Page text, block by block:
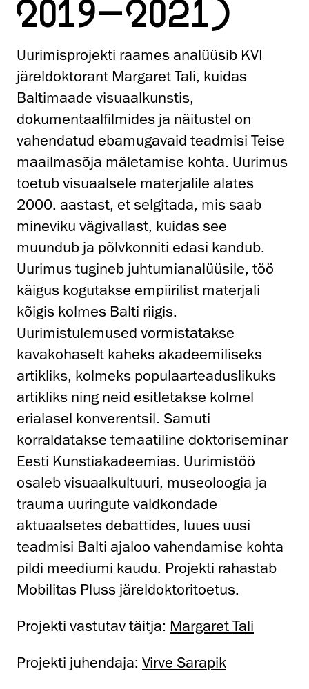
2019–2021)
Uurimisprojekti raames analüüsib KVI
järeldoktorant Margaret Tali, kuidas
Baltimaade visuaalkunstis,
dokumentaalfilmides ja näitustel on
vahendatud ebamugavaid teadmisi Teise
maailmasõja mäletamise kohta. Uurimus
toetub visuaalsele materjalile alates
2000. aastast, et selgitada, mis saab
mineviku vägivallast, kuidas see
muundub ja põlvkonniti edasi kandub.
Uurimus tugineb juhtumianalüüsile, töö
käigus kogutakse empiirilist materjali
kõigis kolmes Balti riigis.
Uurimistulemused vormistatakse
kavakohaselt kaheks akadeemiliseks
artikliks, kolmeks populaarteaduslikuks
artikliks ning neid esitletakse kolmel
erialasel konverentsil. Samuti
korraldatakse temaatiline doktoriseminar
Eesti Kunstiakadeemias. Uurimistöö
osaleb visuaalkultuuri, museoloogia ja
trauma uuringute valdkondade
aktuaalsetes debattides, luues uusi
teadmisi Balti ajaloo vahendamise kohta
pildi meediumi kaudu. Projekti rahastab
Mobilitas Pluss järeldoktoritoetus.
Projekti vastutav täitja: Margaret Tali
Projekti juhendaja: Virve Sarapik